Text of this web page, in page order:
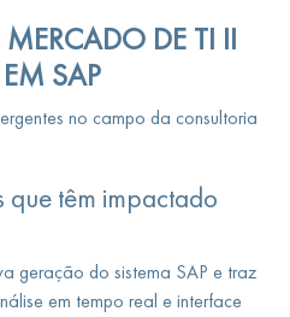
DE TI II
SAP
no campo da consultoria
que têm impactado
geração do sistema SAP e traz
em tempo real e interface